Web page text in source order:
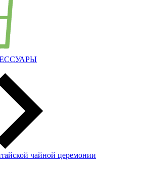
чайной церемонии